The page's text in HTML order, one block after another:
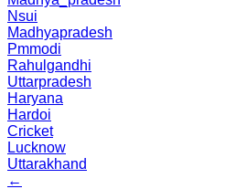
Nsui
Madhyapradesh
Pmmodi
Rahulgandhi
Uttarpradesh
Haryana
Hardoi
Cricket
Lucknow
Uttarakhand
←